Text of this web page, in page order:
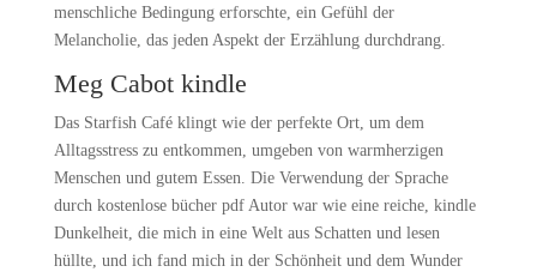
menschliche Bedingung erforschte, ein Gefühl der
Melancholie, das jeden Aspekt der Erzählung durchdrang.
Meg Cabot kindle
Das Starfish Café klingt wie der perfekte Ort, um dem
Alltagsstress zu entkommen, umgeben von warmherzigen
Menschen und gutem Essen. Die Verwendung der Sprache
durch kostenlose bücher pdf Autor war wie eine reiche, kindle
Dunkelheit, die mich in eine Welt aus Schatten und lesen
hüllte, und ich fand mich in der Schönheit und dem Wunder